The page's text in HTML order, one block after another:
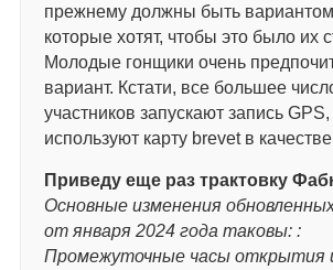
прежнему должны быть
которые хотят, чтобы это было их
Молодые гонщики очень
вариант. Кстати, все большее
участников запускают запись
используют карту brevet в
Приведу еще раз трактовку
Основные изменения
от января 2024 года таковы: :
Промежуточные часы открытия